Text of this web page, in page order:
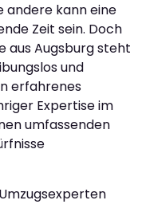
andere kann eine
Zeit sein. Doch
aus Augsburg steht
und
erfahrenes
Expertise im
umfassenden